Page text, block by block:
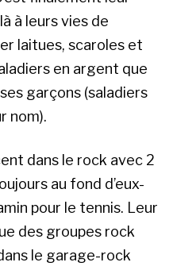
à leurs vies de
laitues, scaroles et
en argent que
garçons (saladiers
nom).
dans le rock avec 2
au fond d’eux-
pour le tennis. Leur
des groupes rock
le garage-rock